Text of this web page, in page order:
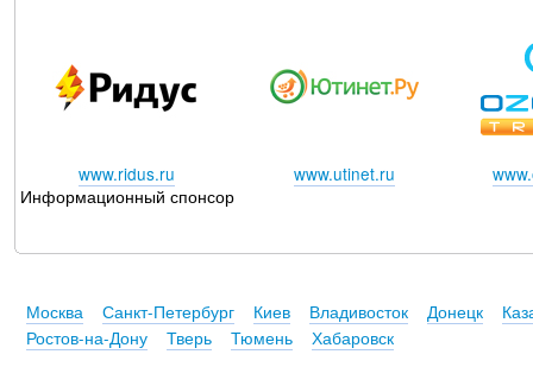
www.ridus.ru
Информационный спонсор
www.utinet.ru
Москва Санкт-Петербург Киев Владивосток Донецк
Ростов-на-Дону
Тверь Тюмень Хабаровск